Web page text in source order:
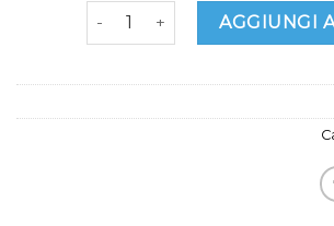
kors borse quantitàAGGIUNGI